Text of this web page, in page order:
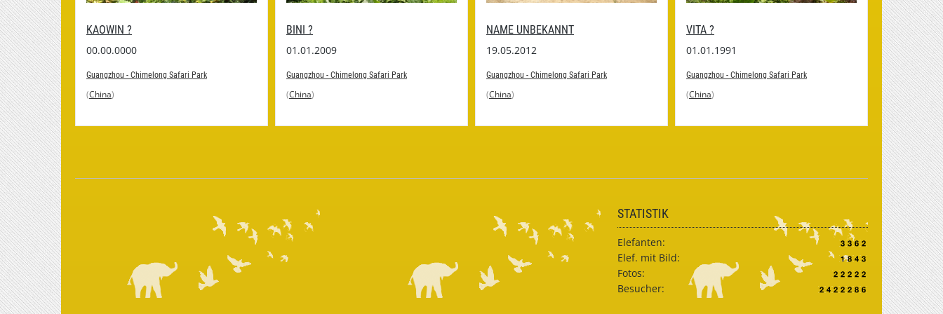
KAOWIN ?
00.00.0000
Guangzhou - Chimelong Safari Park
(China)
BINI ?
01.01.2009
Guangzhou - Chimelong Safari Park
(China)
NAME UNBEKANNT
19.05.2012
Guangzhou - Chimelong Safari Park
(China)
VITA ?
01.01.1991
Guangzhou - Chimelong Safari Park
(China)
ADILA ?
01.01.1993
Guangzhou -
(China)
STATISTIK
Elefanten:
Elef. mit Bild:
Fotos:
Besucher: